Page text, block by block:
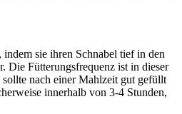
sie ihren Schnabel tief in den
Die Fütterungsfrequenz ist in dieser
nach einer Mahlzeit gut gefüllt
innerhalb von 3-4 Stunden,